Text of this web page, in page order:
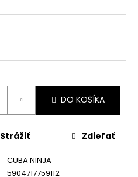
DO KOŠÍKA
CUBA NINJA
5904717759112
Strážiť Zdieľať